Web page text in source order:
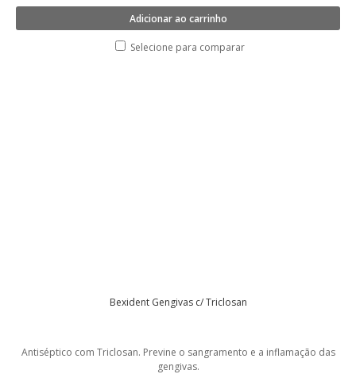
Adicionar ao carrinho
Selecione para comparar
Bexident Gengivas c/ Triclosan
Antiséptico com Triclosan. Previne o sangramento e a inflamação das
gengivas.